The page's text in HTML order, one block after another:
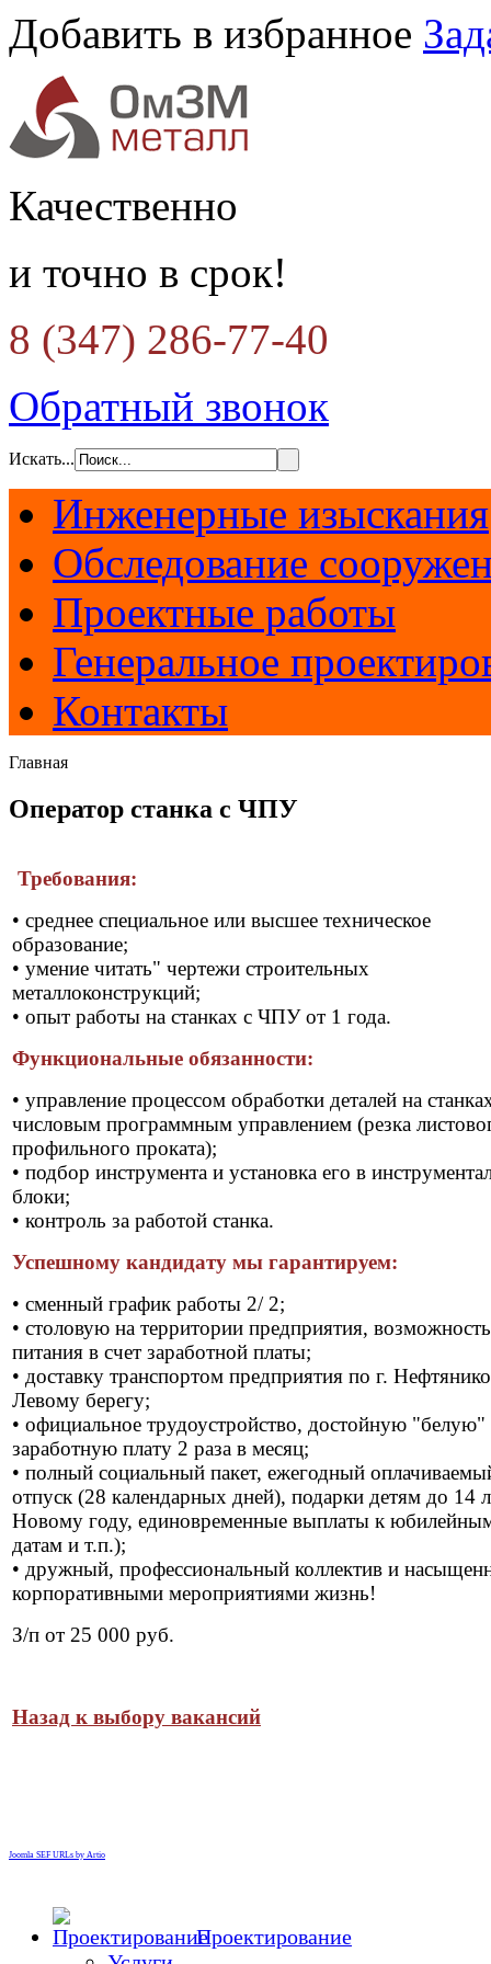
Добавить в избранное
Качественно
и точно в срок!
8 (347) 286-77-40
Обратный звонок
Искать...
Инженерные изыскания
Обследование
Проектные работы
Генеральное
Контакты
Главная
Оператор станка с ЧПУ
Требования:
• среднее специальное или высшее техническое
образование;
• умение читать" чертежи строительных
металлоконструкций;
• опыт работы на станках с ЧПУ от 1 года.
Функциональные обязанности:
• управление процессом обработки деталей на
числовым программным управлением (резка
профильного проката);
• подбор инструмента и установка его в
блоки;
• контроль за работой станка.
Успешному кандидату мы гарантируем:
• сменный график работы 2/ 2;
• столовую на территории предприятия, возможность
питания в счет заработной платы;
• доставку транспортом предприятия по г.
Левому берегу;
• официальное трудоустройство, достойную "белую"
заработную плату 2 раза в месяц;
• полный социальный пакет, ежегодный
отпуск (28 календарных дней), подарки детям до 14
Новому году, единовременные выплаты к
датам и т.п.);
• дружный, профессиональный коллектив и
корпоративными мероприятиями жизнь!
З/п от 25 000 руб.
Назад к выбору вакансий
Joomla SEF URLs by Artio
Проектирование